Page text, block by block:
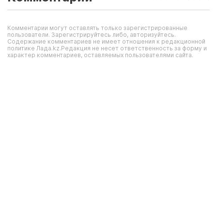
Комментарии могут оставлять только зарегистрированные
пользователи. Зарегистрируйтесь либо, авторизуйтесь.
Содержание комментариев не имеет отношения к редакционной
политике Лада.kz.Редакция не несет ответственность за форму и
характер комментариев, оставляемых пользователями сайта.